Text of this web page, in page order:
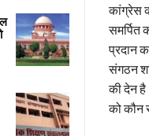
कांग्रेस
समर्पित
प्रदान
संगठन
की देन
को कौन